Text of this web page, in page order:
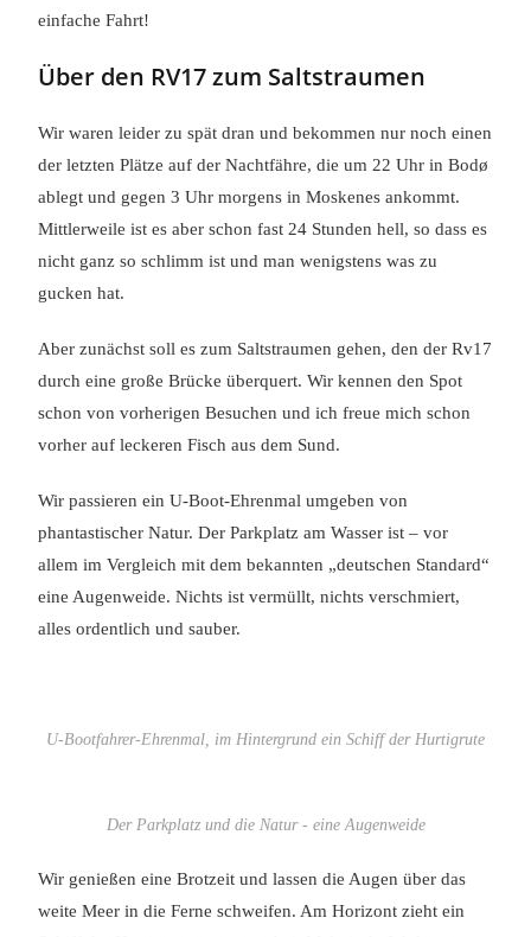
einfache Fahrt!
Über den RV17 zum Saltstraumen
Wir waren leider zu spät dran und bekommen nur noch einen
der letzten Plätze auf der Nachtfähre, die um 22 Uhr in Bodø
ablegt und gegen 3 Uhr morgens in Moskenes ankommt.
Mittlerweile ist es aber schon fast 24 Stunden hell, so dass es
nicht ganz so schlimm ist und man wenigstens was zu
gucken hat.
Aber zunächst soll es zum Saltstraumen gehen, den der Rv17
durch eine große Brücke überquert. Wir kennen den Spot
schon von vorherigen Besuchen und ich freue mich schon
vorher auf leckeren Fisch aus dem Sund.
Wir passieren ein U-Boot-Ehrenmal umgeben von
phantastischer Natur. Der Parkplatz am Wasser ist – vor
allem im Vergleich mit dem bekannten „deutschen Standard“
eine Augenweide. Nichts ist vermüllt, nichts verschmiert,
alles ordentlich und sauber.
U-Bootfahrer-Ehrenmal, im Hintergrund ein Schiff der Hurtigrute
Der Parkplatz und die Natur - eine Augenweide
Wir genießen eine Brotzeit und lassen die Augen über das
weite Meer in die Ferne schweifen. Am Horizont zieht ein